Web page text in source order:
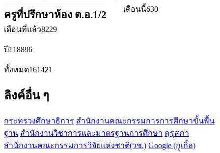
ครูที่ปรึกษาห้อง ต.อ.1/2
เดือนนี้630
เดือนที่แล้ว8229
ปี118896
ทั้งหมด161421
ลิงค์อื่น ๆ
กระทรวงศึกษาธิการ สำนักงานคณะกรรมการการศึกษาขั้นพื้น
ฐาน สำนักงานวิชาการและมาตรฐานการศึกษา คุรุสภา
สำนักงานคณะกรรมการวิจัยแห่งชาติ(วช.) Google (กูเกิ้ล)